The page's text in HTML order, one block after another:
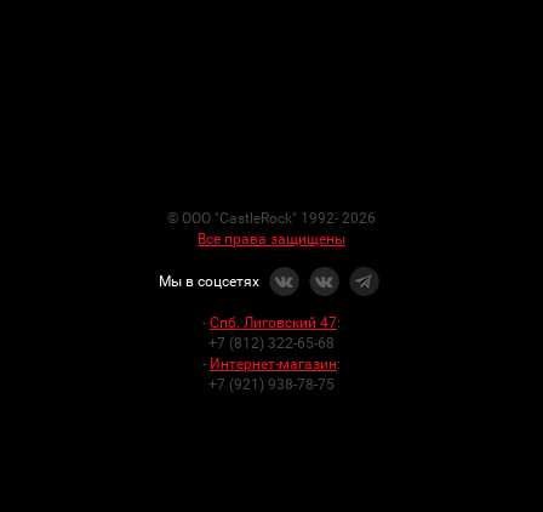
© ООО "CastleRock" 1992- 2026
Все права защищены
Мы в соцсетях
- Спб. Лиговский 47:
+7 (812) 322-65-68
- Интернет-магазин:
+7 (921) 938-78-75